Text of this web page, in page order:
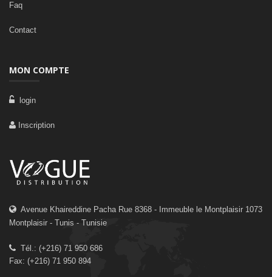
Faq
Contact
MON COMPTE
login
Inscription
Avenue Khaireddine Pacha Rue 8368 - Immeuble le Montplaisir 1073
Montplaisir - Tunis - Tunisie
Tél.: (+216) 71 950 686
Fax: (+216) 71 950 894